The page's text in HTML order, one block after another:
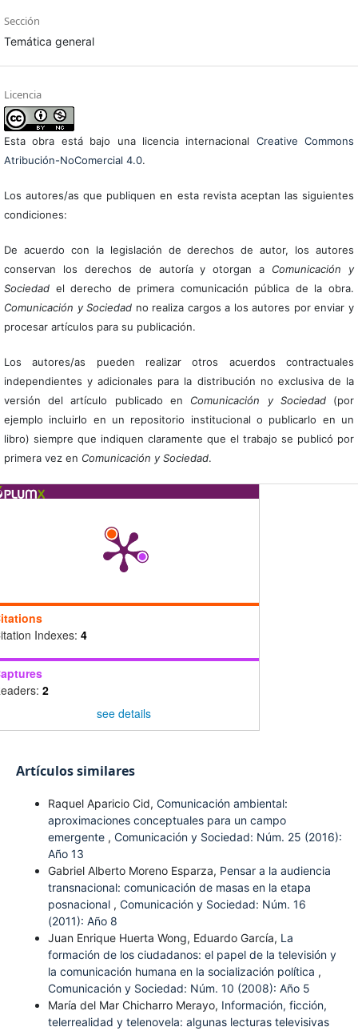
Sección
Temática general
Licencia
Esta obra está bajo una licencia internacional Creative Commons
Atribución-NoComercial 4.0.
Los autores/as que publiquen en esta revista aceptan las siguientes
condiciones:
De acuerdo con la legislación de derechos de autor, los autores
conservan los derechos de autoría y otorgan a Comunicación y
Sociedadel derecho de primera comunicación pública de la obra.
Comunicación y Sociedad no realiza cargos a los autores por enviar y
procesar artículos para su publicación.
Los autores/as pueden realizar otros acuerdos contractuales
independientes y adicionales para la distribución no exclusiva de la
versión del artículo publicado en Comunicación y Sociedad(por
ejemplo incluirlo en un repositorio institucional o publicarlo en un
libro) siempre que indiquen claramente que el trabajo se publicó por
primera vez en Comunicación y Sociedad.
Indexes: 4
2
see details
Artículos similares
Raquel Aparicio Cid, Comunicación ambiental:
aproximaciones conceptuales para un campo
emergente , Comunicación y Sociedad: Núm. 25 (2016):
Año 13
Gabriel Alberto Moreno Esparza, Pensar a la audiencia
transnacional: comunicación de masas en la etapa
posnacional , Comunicación y Sociedad: Núm. 16
(2011): Año 8
Juan Enrique Huerta Wong, Eduardo García, La
formación de los ciudadanos: el papel de la televisión y
la comunicación humana en la socialización política ,
Comunicación y Sociedad: Núm. 10 (2008): Año 5
María del Mar Chicharro Merayo, Información, ficción,
telerrealidad y telenovela: algunas lecturas televisivas